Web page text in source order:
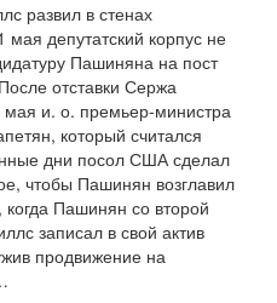
развил в стенах
мая депутатский корпус не
Пашиняна на пост
отставки Сержа
и. о. премьер-министра
который считался
дни посол США сделал
чтобы Пашинян возглавил
Пашинян со второй
записал в свой актив
продвижение на